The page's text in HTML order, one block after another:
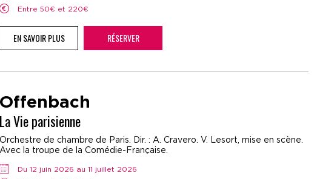
Entre 50€ et 220€
EN SAVOIR PLUS RÉSERVER
Offenbach
La Vie parisienne
Orchestre de chambre de Paris. Dir. : A. Cravero. V. Lesort, mise en scène.
Avec la troupe de la Comédie-Française.
Du 12 juin 2026 au 11 juillet 2026